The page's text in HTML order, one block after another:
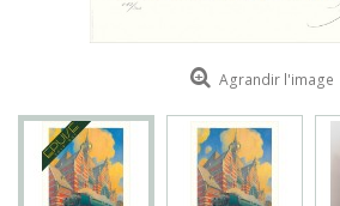
Agrandir l'image